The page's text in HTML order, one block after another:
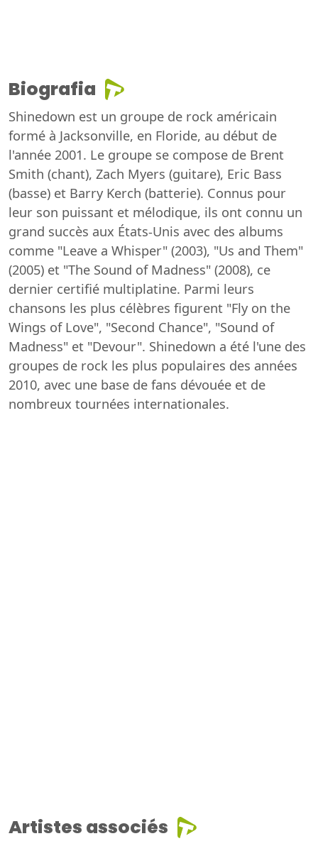
Biografia
Shinedown est un groupe de rock américain
formé à Jacksonville, en Floride, au début de
l'année 2001. Le groupe se compose de Brent
Smith (chant), Zach Myers (guitare), Eric Bass
(basse) et Barry Kerch (batterie). Connus pour
leur son puissant et mélodique, ils ont connu un
grand succès aux États-Unis avec des albums
comme "Leave a Whisper" (2003), "Us and Them"
(2005) et "The Sound of Madness" (2008), ce
dernier certifié multiplatine. Parmi leurs
chansons les plus célèbres figurent "Fly on the
Wings of Love", "Second Chance", "Sound of
Madness" et "Devour". Shinedown a été l'une des
groupes de rock les plus populaires des années
2010, avec une base de fans dévouée et de
nombreux tournées internationales.
Artistes associés